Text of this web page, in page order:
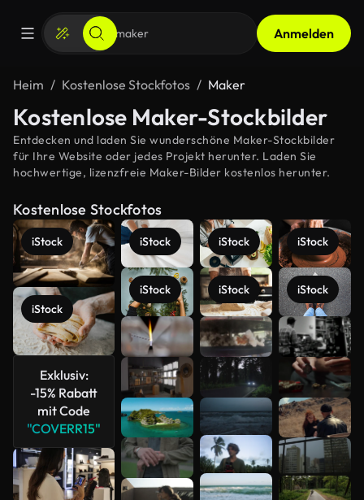
Anmelden
Heim Kostenlose Stockfotos Maker
Kostenlose Maker-Stockbilder
Entdecken und laden Sie wunderschöne Maker-Stockbilder
für Ihre Website oder jedes Projekt herunter. Laden Sie
hochwertige, lizenzfreie Maker-Bilder kostenlos herunter.
Kostenlose Stockfotos
iStock
iStock
Exklusiv:
-15% Rabatt
mit Code
"COVERR15"
iStock
iStock
iStock
iStock
iStock
iStock
Mehr
anzeigen